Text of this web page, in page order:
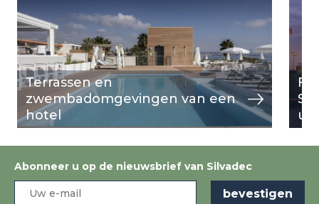
Terrassen en
zwembadomgevingen van een
hotel
Abonneer u op de nieuwsbrief van Silvadec